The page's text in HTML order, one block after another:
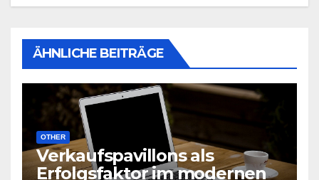
ÄHNLICHE BEITRÄGE
OTHER
Verkaufspavillons als
Erfolgsfaktor im modernen